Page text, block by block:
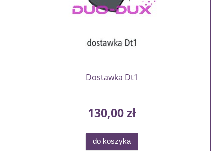
Dostawka Dt1
130,00 zł
do koszyka